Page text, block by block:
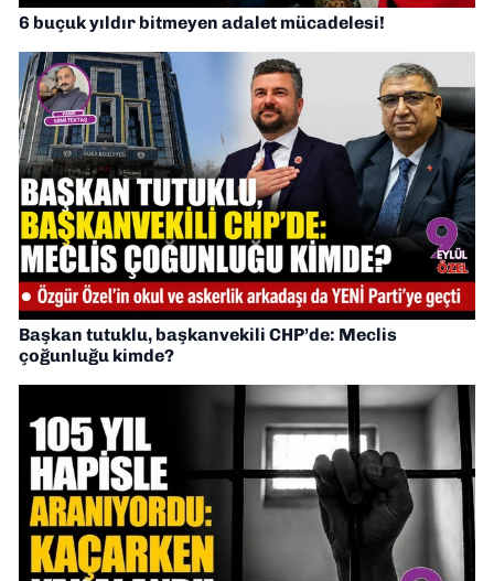
6 buçuk yıldır bitmeyen adalet mücadelesi!
Başkan tutuklu, başkanvekili CHP’de: Meclis
çoğunluğu kimde?